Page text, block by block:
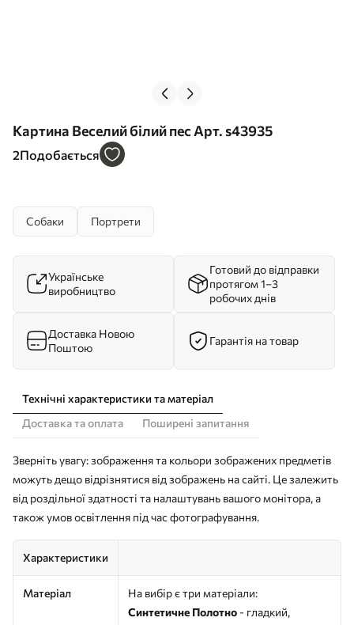
Картина Веселий білий пес Арт. s43935
2Подобається
Собаки Портрети
Українське
виробництво
Готовий до відправки
протягом 1–3
робочих днів
Доставка Новою
Поштою
Гарантія на товар
Технічні характеристики та матеріал
Доставка та оплата
Поширені запитання
Зверніть увагу: зображення та кольори зображених предметів
можуть дещо відрізнятися від зображень на сайті. Це залежить
від роздільної здатності та налаштувань вашого монітора, а
також умов освітлення під час фотографування.
Характеристики
Матеріал
На вибір є три матеріали:
Синтетичне Полотно - гладкий,